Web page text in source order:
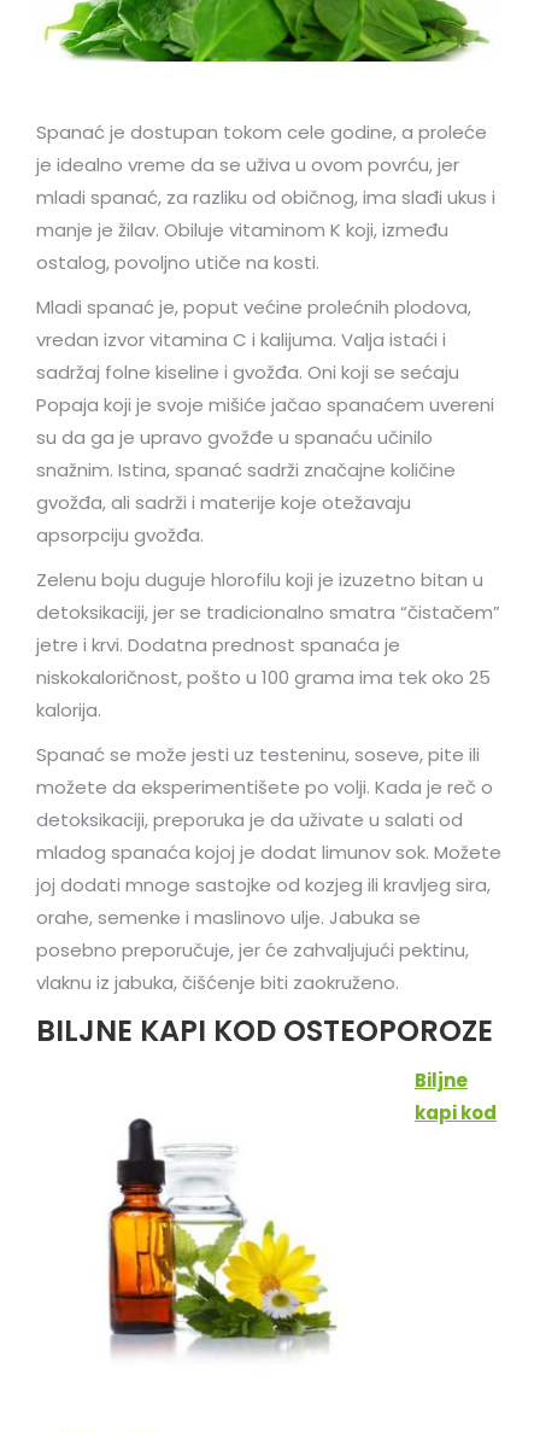
Spanać je dostupan tokom cele godine, a proleće
je idealno vreme da se uživa u ovom povrću, jer
mladi spanać, za razliku od običnog, ima slađi ukus i
manje je žilav. Obiluje vitaminom K koji, između
ostalog, povoljno utiče na kosti.
Mladi spanać je, poput većine prolećnih plodova,
vredan izvor vitamina C i kalijuma. Valja istaći i
sadržaj folne kiseline i gvožđa. Oni koji se sećaju
Popaja koji je svoje mišiće jačao spanaćem uvereni
su da ga je upravo gvožđe u spanaću učinilo
snažnim. Istina, spanać sadrži značajne količine
gvožđa, ali sadrži i materije koje otežavaju
apsorpciju gvožđa.
Zelenu boju duguje hlorofilu koji je izuzetno bitan u
detoksikaciji, jer se tradicionalno smatra “čistačem”
jetre i krvi. Dodatna prednost spanaća je
niskokaloričnost, pošto u 100 grama ima tek oko 25
kalorija.
Spanać se može jesti uz testeninu, soseve, pite ili
možete da eksperimentišete po volji. Kada je reč o
detoksikaciji, preporuka je da uživate u salati od
mladog spanaća kojoj je dodat limunov sok. Možete
joj dodati mnoge sastojke od kozjeg ili kravljeg sira,
orahe, semenke i maslinovo ulje. Jabuka se
posebno preporučuje, jer će zahvaljujući pektinu,
vlaknu iz jabuka, čišćenje biti zaokruženo.
BILJNE KAPI KOD OSTEOPOROZE
Biljne
kapi kod